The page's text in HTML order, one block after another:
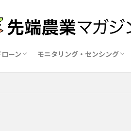
ー比較15社
ローン
ドローン農薬散布の代行業者比較
ハウス用遮光剤・遮熱剤の比較
モニタリング・センシング
農業用環境制御システム比較